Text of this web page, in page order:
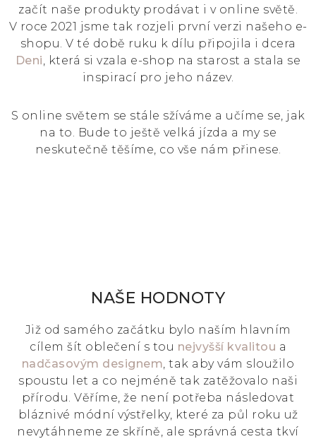
začít naše produkty prodávat i v online světě.
V roce 2021 jsme tak rozjeli první verzi našeho e-
shopu. V té době ruku k dílu připojila i dcera
Deni, která si vzala e-shop na starost a stala se
inspirací pro jeho název.
S online světem se stále sžíváme a učíme se, jak
na to. Bude to ještě velká jízda a my se
neskutečně těšíme, co vše nám přinese.
NAŠE HODNOTY
Již od samého začátku bylo naším hlavním
cílem šít oblečení s tou nejvyšší kvalitou a
nadčasovým designem, tak aby vám sloužilo
spoustu let a co nejméně tak zatěžovalo naši
přírodu. Věříme, že není potřeba následovat
bláznivé módní výstřelky, které za půl roku už
nevytáhneme ze skříně, ale správná cesta tkví